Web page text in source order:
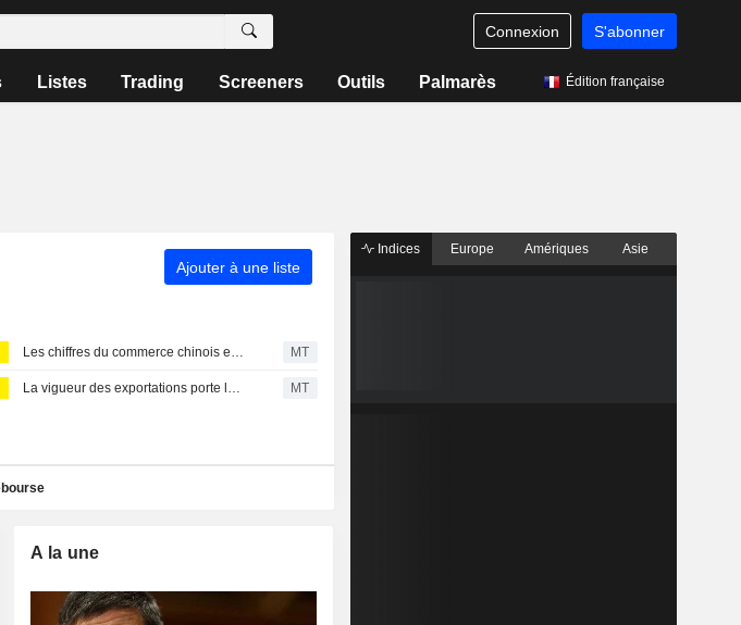
Connexion S'abonner
Listes Trading Screeners Outils Palmarès Édition française
Ajouter à une liste
Les chiffres du commerce chinois et les incertitudes dans le Golfe Persique agitent les bourses asiatiques MT
La vigueur des exportations porte les actions chinoises ; Haisco Pharmaceutical grimpe de 4 % MT
A la une
Indices Europe Amériques Asie